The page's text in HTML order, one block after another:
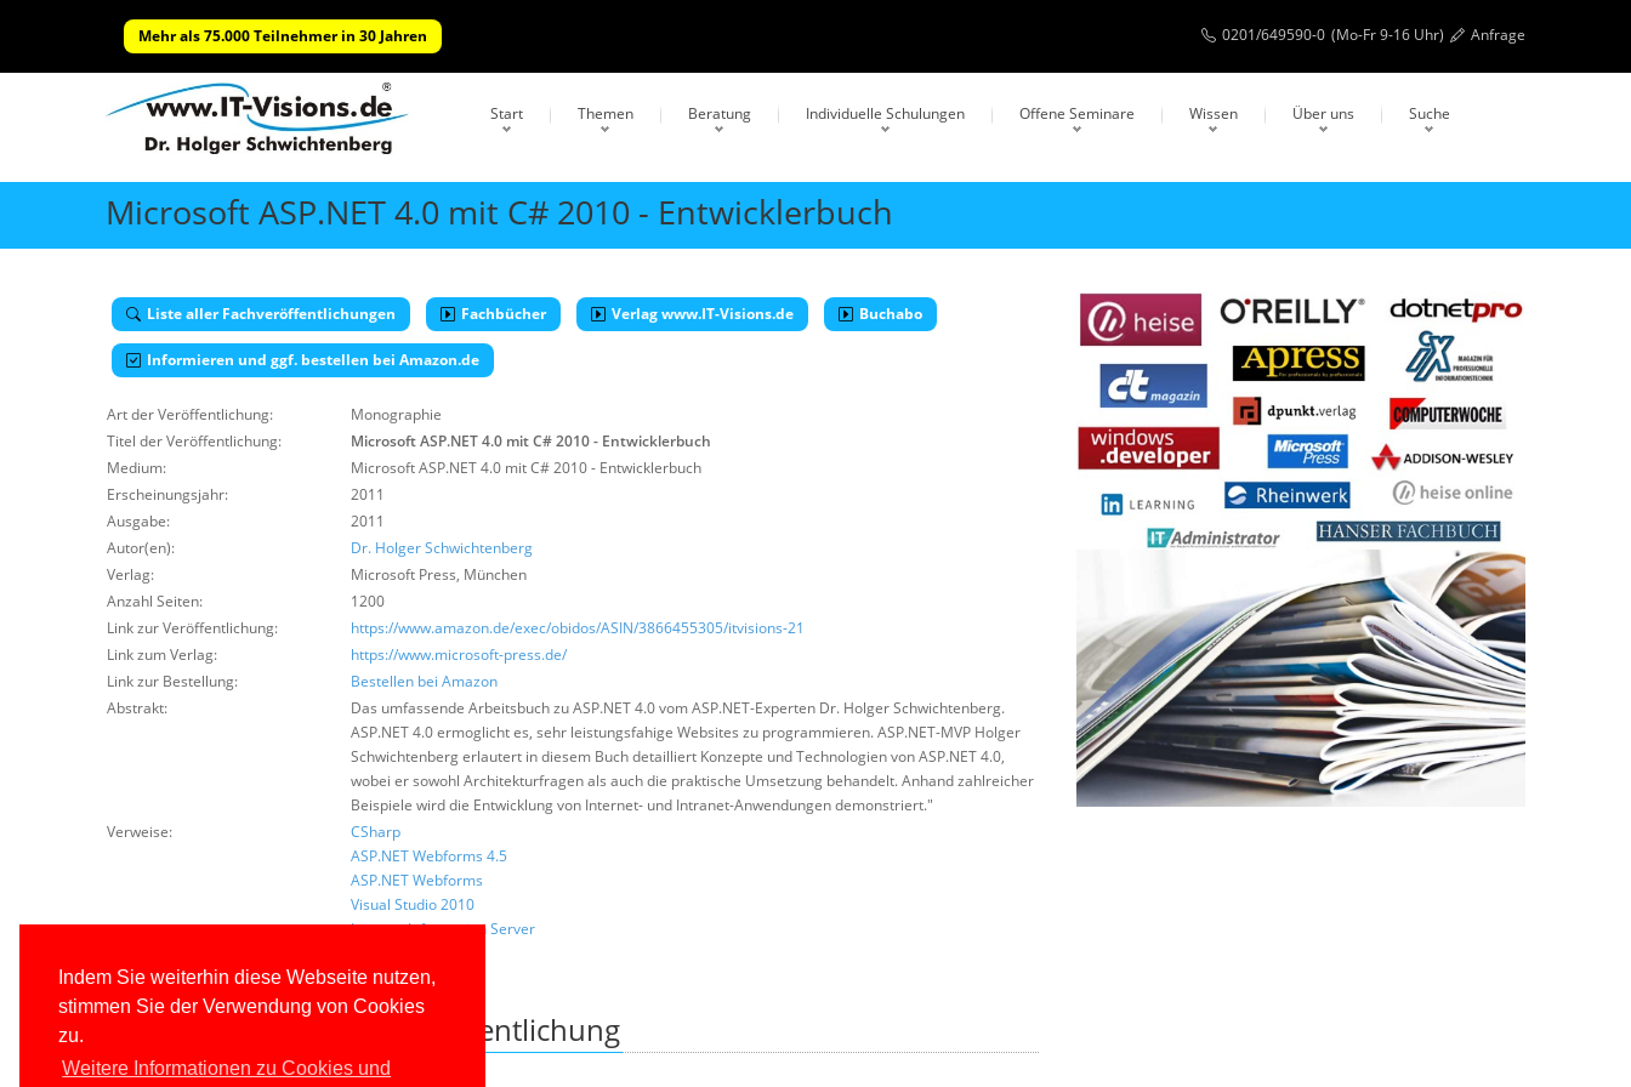
Indem Sie weiterhin diese Webseite nutzen,
stimmen Sie der Verwendung von Cookies
zu.
Weitere Informationen zu Cookies und
Mehr als 75.000 Teilnehmer in 30 Jahren 0201/649590-0 (Mo-Fr 9-16 Uhr) Anfrage
Start Themen Beratung Individuelle Schulungen Offene Seminare Wissen Über uns Suche
Microsoft ASP.NET 4.0 mit C# 2010 - Entwicklerbuch
Liste aller Fachveröffentlichungen Fachbücher Verlag www.IT-Visions.de Buchabo
Informieren und ggf. bestellen bei Amazon.de
Art der Veröffentlichung:
Monographie
Titel der Veröffentlichung:
Microsoft ASP.NET 4.0 mit C# 2010 - Entwicklerbuch
Medium:
Microsoft ASP.NET 4.0 mit C# 2010 - Entwicklerbuch
Erscheinungsjahr:
2011
Ausgabe:
2011
Autor(en):
Dr. Holger Schwichtenberg
Verlag:
Microsoft Press, München
Anzahl Seiten:
1200
Link zur Veröffentlichung:
https://www.amazon.de/exec/obidos/ASIN/3866455305/itvisions-21
Link zum Verlag:
https://www.microsoft-press.de/
Link zur Bestellung:
Bestellen bei Amazon
Abstrakt:
Das umfassende Arbeitsbuch zu ASP.NET 4.0 vom ASP.NET-Experten Dr. Holger Schwichtenberg.
ASP.NET 4.0 ermoglicht es, sehr leistungsfahige Websites zu programmieren. ASP.NET-MVP Holger
Schwichtenberg erlautert in diesem Buch detailliert Konzepte und Technologien von ASP.NET 4.0,
wobei er sowohl Architekturfragen als auch die praktische Umsetzung behandelt. Anhand zahlreicher
Beispiele wird die Entwicklung von Internet- und Intranet-Anwendungen demonstriert."
Verweise:
CSharp
ASP.NET Webforms 4.5
ASP.NET Webforms
Visual Studio 2010
Internet Information Server
Veröffentlichung lesen
Downloads zu dieser Veröffentlichung
Leider keine Dateien vorhanden.